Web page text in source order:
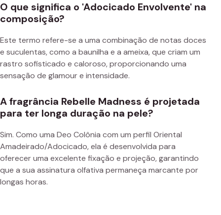
O que significa o 'Adocicado Envolvente' na
composição?
Este termo refere-se a uma combinação de notas doces
e suculentas, como a baunilha e a ameixa, que criam um
rastro sofisticado e caloroso, proporcionando uma
sensação de glamour e intensidade.
A fragrância Rebelle Madness é projetada
para ter longa duração na pele?
Sim. Como uma Deo Colônia com um perfil Oriental
Amadeirado/Adocicado, ela é desenvolvida para
oferecer uma excelente fixação e projeção, garantindo
que a sua assinatura olfativa permaneça marcante por
longas horas.